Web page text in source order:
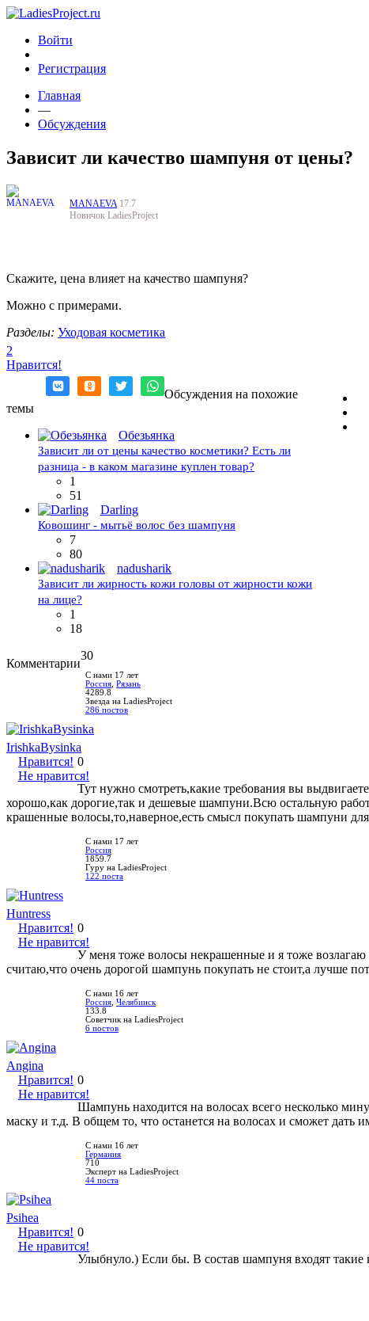
Войти
Регистрация
Главная
—
Обсуждения
Зависит ли качество шампуня от цены?
MANAEVA 17.7
Новичок LadiesProject
Скажите, цена влияет на качество шампуня?
Можно с примерами.
Разделы: Уходовая косметика
2
Нравится!
Обсуждения на похожие
темы
Обезьянка
Зависит ли от цены качество косметики? Есть ли
разница - в каком магазине куплен товар?
1
51
Darling
Ковошинг - мытьё волос без шампуня
7
80
nadusharik
Зависит ли жирность кожи головы от жирности кожи
на лице?
1
18
Комментарии
30
С нами 17 лет
Россия Рязань
4289.8
Звезда на LadiesProject
286 постов
IrishkaBysinka
Нравится!
Не нравится!
0
Тут нужно смотреть,какие требования вы
хорошо,как дорогие,так и дешевые шампуни.Всю остальную
крашенные волосы,то,наверное,есть смысл покупать шампуни
С нами 17 лет
Россия
1859.7
Гуру на LadiesProject
122 поста
Huntress
Нравится!
Не нравится!
0
У меня тоже волосы некрашенные и я тоже
считаю,что очень дорогой шампунь покупать не стоит,а лучше
С нами 16 лет
Россия Челябинск
133.8
Советчик на LadiesProject
6 постов
Angina
Нравится!
Не нравится!
0
Шампунь находится на волосах всего несколько
маску и т.д. В общем то, что останется на волосах и сможет дать
С нами 16 лет
Германия
710
Эксперт на LadiesProject
44 поста
Psihea
Нравится!
Не нравится!
0
Улыбнуло.) Если бы. В состав шампуня входят такие